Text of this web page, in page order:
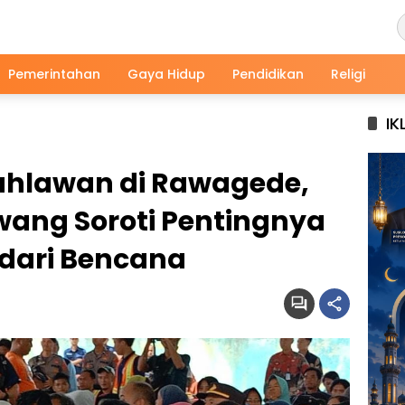
Pemerintahan Gaya Hidup Pendidikan Religi
di Rawagede,
Soroti Pentingnya
Bencana